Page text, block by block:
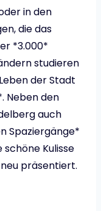
in den
die das
*3.000*
studieren
der Stadt
Neben den
auch
Spaziergänge*
Kulisse
präsentiert.